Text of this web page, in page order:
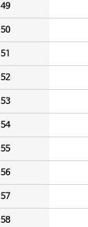
49
50
51
52
53
54
55
56
57
58